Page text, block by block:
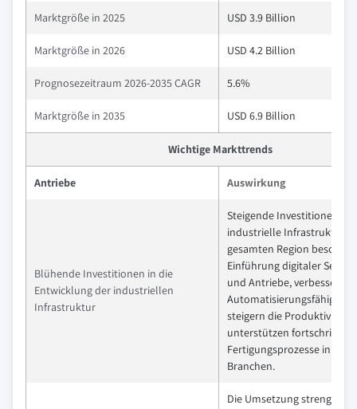
Marktgröße in 2025 USD 3.9 Billion
Marktgröße in 2026 USD 4.2 Billion
Prognosezeitraum 2026-2035 CAGR 5.6%
Marktgröße in 2035 USD 6.9 Billion
Wichtige Markttrends
Antriebe Auswirkung
Blühende Investitionen in die
Entwicklung der industriellen
Infrastruktur
Steigende Investitionen in
industrielle Infrastruktur
gesamten Region
Einführung digitaler
und Antriebe, verbessern
steigern die Produktivität
unterstützen
Fertigungsprozesse in
Branchen.
Die Umsetzung strenger